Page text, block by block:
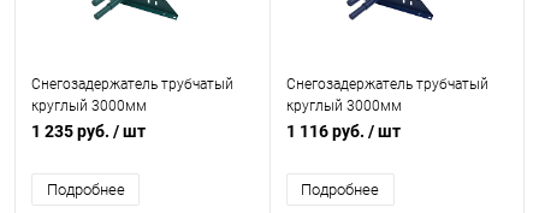
Снегозадержатель трубчатый
круглый 3000мм
универсальный 25-1,0-1,0-4
порошковым покрытием RAL
5021
1 235 руб. / шт
Подробнее
Снегозадержатель трубчатый
круглый 3000мм
универсальный 25-1,0-1,0-3
порошковым покрытием RAL
5002
1 116 руб. / шт
Подробнее